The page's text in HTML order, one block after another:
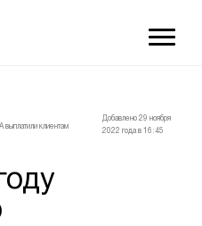
выплатили клиентам
Добавлено 29 ноября
2022 года в 16:45